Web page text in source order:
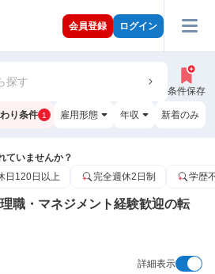
会員登録 ログイン
探す
条件保存
り条件 1 雇用形態 年収 新着のみ
ていませんか？
日120日以上 完全週休2日制 学歴
職・マネジメント経験歓迎の転
詳細表示